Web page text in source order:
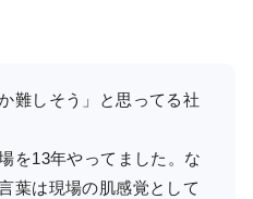
難しそう」と思ってる社
を13年やってました。な
葉は現場の肌感覚として